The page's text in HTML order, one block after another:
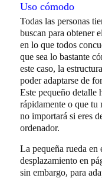
Uso cómodo
Todas las personas
buscan para obtener
en lo que todos
que sea lo bastante
este caso, la
poder adaptarse de
Este pequeño detalle
rápidamente o que tu
no importará si eres
ordenador.
La pequeña rueda en
desplazamiento en
sin embargo, para